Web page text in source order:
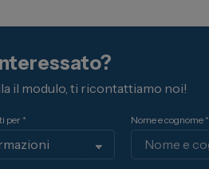
il modulo, ti ricontattiamo noi!
per * Nome e cognome *